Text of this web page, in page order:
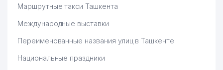
Маршрутные такси Ташкента
Международные выставки
Переименованные названия улиц в Ташкенте
Национальные праздники